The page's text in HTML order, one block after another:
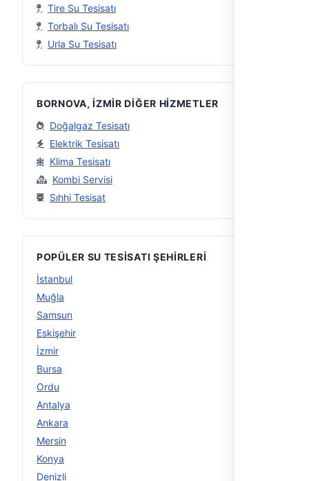
Tire Su Tesisatı
Torbalı Su Tesisatı
Urla Su Tesisatı
BORNOVA, İZMIR DIĞER HIZMETLER
Doğalgaz Tesisatı
Elektrik Tesisatı
Klima Tesisatı
Kombi Servisi
Sıhhi Tesisat
POPÜLER SU TESISATI ŞEHIRLERI
İstanbul
Muğla
Samsun
Eskişehir
İzmir
Bursa
Ordu
Antalya
Ankara
Mersin
Konya
Denizli